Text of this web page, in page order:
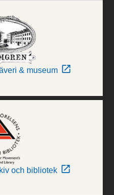
& museum
och bibliotek